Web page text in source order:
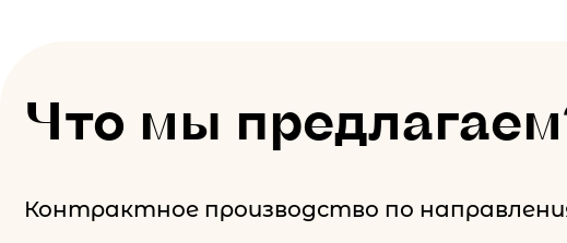
Что мы
Контрактное производство по